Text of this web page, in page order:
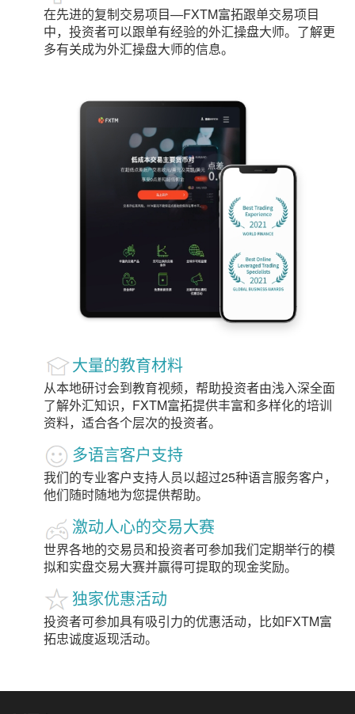
在先进的复制交易项目—FXTM富拓跟单交易项目
中，投资者可以跟单有经验的外汇操盘大师。了解更
多有关成为外汇操盘大师的信息。
大量的教育材料
从本地研讨会到教育视频，帮助投资者由浅入深全面
了解外汇知识，FXTM富拓提供丰富和多样化的培训
资料，适合各个层次的投资者。
多语言客户支持
我们的专业客户支持人员以超过25种语言服务客户，
他们随时随地为您提供帮助。
激动人心的交易大赛
世界各地的交易员和投资者可参加我们定期举行的模
拟和实盘交易大赛并赢得可提取的现金奖励。
独家优惠活动
投资者可参加具有吸引力的优惠活动，比如FXTM富
拓忠诚度返现活动。